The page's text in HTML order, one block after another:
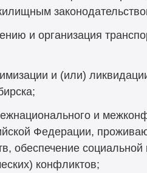
и организация
и (или)
и
Федерации,
обеспечение социальной
конфликтов;